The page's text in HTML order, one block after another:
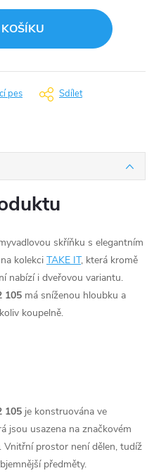
pes Sdílet
skříňku s elegantním
kolekci TAKE IT, která kromě
nabízí i dveřovou variantu.
105 má sníženou hloubku a
koupelně.
105 je konstruována ve
jsou usazena na značkovém
prostor není dělen, tudíž
předměty.